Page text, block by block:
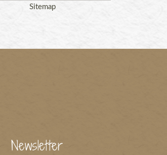
Sitemap
Newsletter